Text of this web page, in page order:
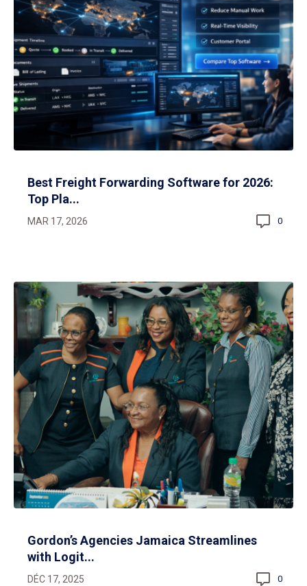
Best Freight Forwarding Software for 2026:
Top Pla...
MAR 17, 2026 0
Gordon’s Agencies Jamaica Streamlines
with Logit...
DÉC 17, 2025 0